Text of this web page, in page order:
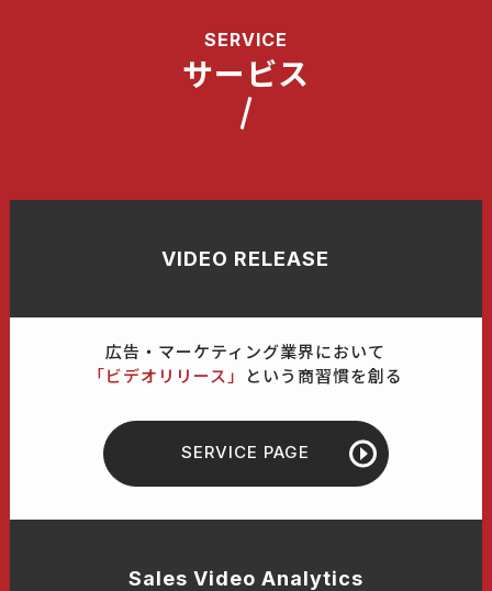
サービス
VIDEO RELEASE
広告・マーケティング業界において
「ビデオリリース」
という商習慣を創る
SERVICE PAGE
Sales Video Analytics